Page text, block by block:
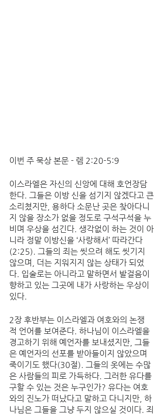
이번 주 묵상 본문 - 렘 2:20-5:9
이스라엘은 자신의 신앙에 대해 호언장담
한다. 그들은 이방 신을 섬기지 않겠다고 큰
소리쳤지만, 용하다 소문난 곳은 찾아다니
지 않을 장소가 없을 정도로 구석구석을 누
비며 우상을 섬긴다. 생각없이 하는 것이 아
니라 정말 이방신을 ‘사랑해서’ 따라간다
(2:25). 그들의 죄는 씻으려 해도 씻기지
않으며, 더는 지워지지 않는 상태가 되었
다. 입술로는 아니라고 말하면서 발걸음이
향하고 있는 그곳에 내가 사랑하는 우상이
있다.
2장 후반부는 이스라엘과 여호와의 논쟁
적 언어를 보여준다. 하나님이 이스라엘을
경고하기 위해 예언자를 보내셨지만, 그들
은 예언자의 선포를 받아들이지 않았으며
죽이기도 했다(30절). 그들의 옷에는 수많
은 사람들의 피로 가득하다. 그러한 유다를
구할 수 있는 것은 누구인가? 유다는 여호
와의 진노가 떠났다고 말하고 다니지만, 하
나님은 그들을 그냥 두지 않으실 것이다. 죄